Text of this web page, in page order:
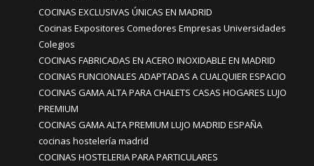
COCINAS EXCLUSIVAS ÚNICAS EN MADRID
Cocinas Expositores Comedores Empresas Universidades
Colegios
COCINAS FABRICADAS EN ACERO INOXIDABLE EN MADRID
COCINAS FUNCIONALES ADAPTADAS A CUALQUIER ESPACIO
COCINAS GAMA ALTA PARA CHALETS CASAS HOGARES LUJO
PREMIUM
COCINAS GAMA ALTA PREMIUM LUJO MADRID ESPAÑA
cocinas hostelería madrid
COCINAS HOSTELERIA PARA PARTICULARES